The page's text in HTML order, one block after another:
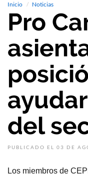
Inicio Noticias
Pro
del
PUBLICADO EL 03 DE
Los miembros de